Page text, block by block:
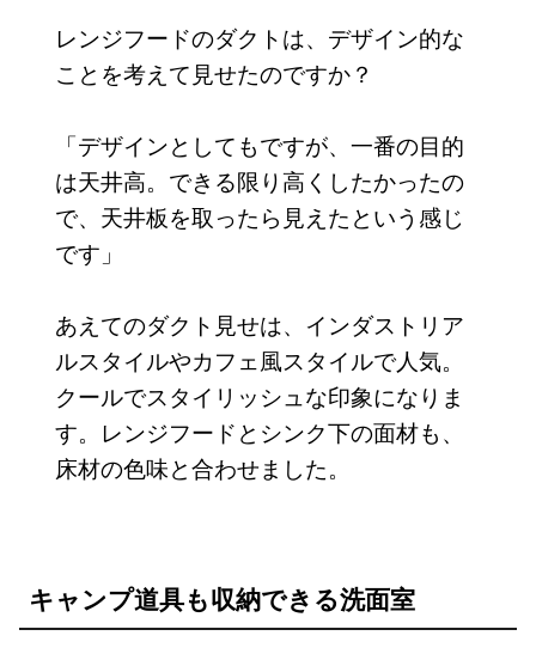
レンジフードのダクトは、デザイン的な
ことを考えて見せたのですか？
「デザインとしてもですが、一番の目的
は天井高。できる限り高くしたかったの
で、天井板を取ったら見えたという感じ
です」
あえてのダクト見せは、インダストリア
ルスタイルやカフェ風スタイルで人気。
クールでスタイリッシュな印象になりま
す。レンジフードとシンク下の面材も、
床材の色味と合わせました。
キャンプ道具も収納できる洗面室